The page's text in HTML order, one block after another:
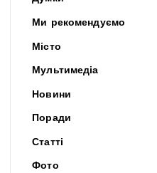
Ми рекомендуємо
Місто
Мультимедіа
Новини
Поради
Статті
Фото